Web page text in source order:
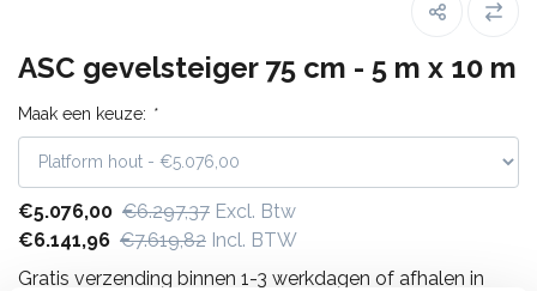
ASC gevelsteiger 75 cm - 5 m x 10 m
Maak een keuze: *
€5.076,00 €6.297,37 Excl. Btw
€6.141,96 €7.619,82 Incl. BTW
Gratis verzending binnen 1-3 werkdagen of afhalen in